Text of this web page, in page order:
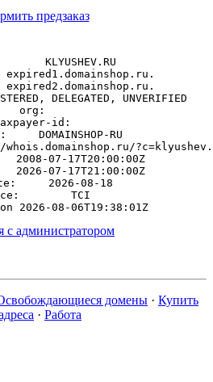
предзаказ
KLYUSHEV.RU
DELEGATED, UNVERIFIED
org:
id:
DOMAINSHOP-RU
07-17T20:00:00Z
07-17T21:00:00Z
2026-08-18
TCI
с администратором
домены · Купить
· Работа